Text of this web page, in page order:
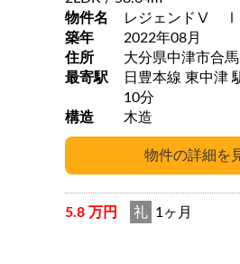
物件名
レジェンドⅤ Ⅰ
築年
2022年08月
住所
大分県中津市合馬
最寄駅
日豊本線 東中津 駅 徒歩
10分
構造
木造
5.8 万円 礼 1ヶ月